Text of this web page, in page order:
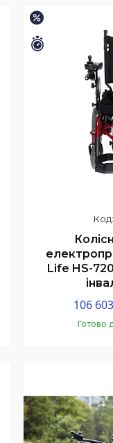
Залишилось 15
Life HS-
106
Готово